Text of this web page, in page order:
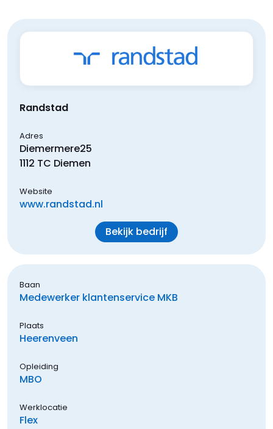
Randstad
Adres
Diemermere25
1112 TC Diemen
Website
www.randstad.nl
Bekijk bedrijf
Baan
Medewerker klantenservice MKB
Plaats
Heerenveen
Opleiding
MBO
Werklocatie
Flex